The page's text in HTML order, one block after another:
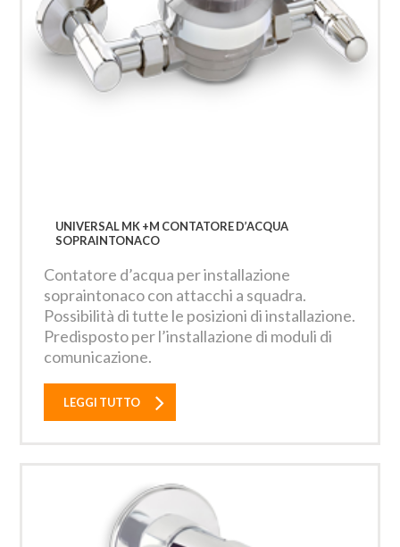
UNIVERSAL MK +M CONTATORE D’ACQUA
SOPRAINTONACO
Contatore d’acqua per installazione
sopraintonaco con attacchi a squadra.
Possibilità di tutte le posizioni di installazione.
Predisposto per l’installazione di moduli di
comunicazione.
LEGGI TUTTO